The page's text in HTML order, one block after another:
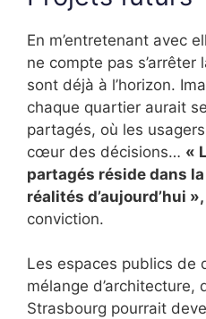
En m’entretenant avec
ne compte pas s’arrêter
sont déjà à l’horizon.
chaque quartier aurait
partagés, où les
cœur des décisions… «
partagés réside dans
réalités d’aujourd’hui »,
conviction.
Les espaces publics de
mélange
Strasbourg pourrait